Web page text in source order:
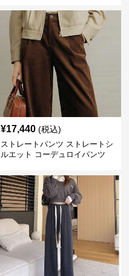
¥17,440 (税込)
ストレートパンツ ストレートシ
ルエット コーデュロイパンツ